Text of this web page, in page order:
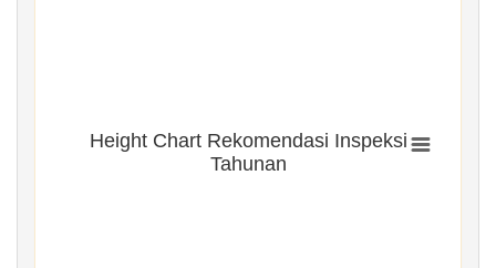
Height Chart Rekomendasi Inspeksi
Tahunan